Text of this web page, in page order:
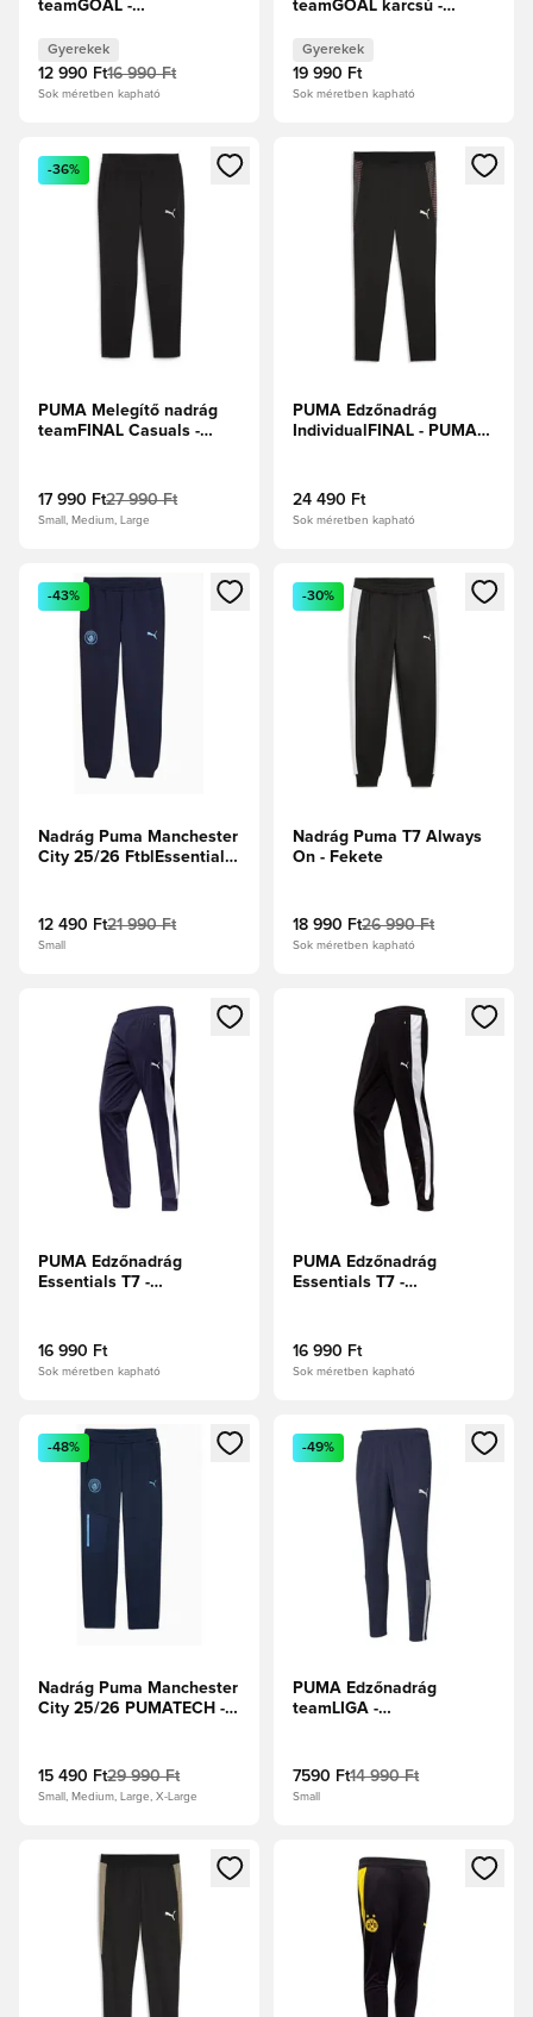
teamGOAL -
Gyerekek
12 990 Ft16 990 Ft
Sok méretben kapható
teamGOAL karcsú -
Gyerekek
19 990 Ft
Sok méretben kapható
Megnyit egy modált a bejelentkezéshez vagy a tagként
-36%
PUMA Melegítő nadrág
teamFINAL Casuals -
17 990 Ft27 990 Ft
Small, Medium, Large
Megnyit egy modált a
PUMA Edzőnadrág
IndividualFINAL - PUMA
24 490 Ft
Sok méretben kapható
Megnyit egy modált a bejelentkezéshez vagy a tagként
-43%
Nadrág Puma Manchester
City 25/26 FtblEssentials
12 490 Ft21 990 Ft
Small
Megnyit egy modált a
-30%
Nadrág Puma T7 Always
On - Fekete
18 990 Ft26 990 Ft
Sok méretben kapható
Megnyit egy modált a bejelentkezéshez vagy a tagként
PUMA Edzőnadrág
Essentials T7 -
16 990 Ft
Sok méretben kapható
Megnyit egy modált a
PUMA Edzőnadrág
Essentials T7 -
16 990 Ft
Sok méretben kapható
Megnyit egy modált a bejelentkezéshez vagy a tagként
-48%
Nadrág Puma Manchester
City 25/26 PUMATECH -
15 490 Ft29 990 Ft
Small, Medium, Large, X-Large
Megnyit egy modált a
-49%
PUMA Edzőnadrág
teamLIGA -
7590 Ft14 990 Ft
Small
Megnyit egy modált a bejelentkezéshez vagy a tagként
Megnyit egy modált a